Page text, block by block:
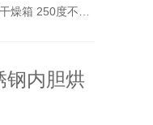
度不锈钢内胆烘箱
钢内胆烘